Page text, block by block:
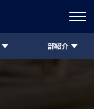
部紹介